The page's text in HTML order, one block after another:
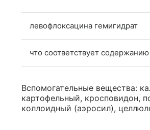
левофлоксацина гемигидрат
что соответствует
Вспомогательные вещества:
картофельный, кросповидон,
коллоидный (аэросил),